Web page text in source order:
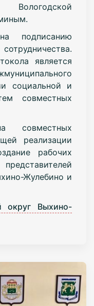
Вологодской
подписанию
является
социальной и
совместных
совместных
реализации
рабочих
Жулебино и
округ Выхино-